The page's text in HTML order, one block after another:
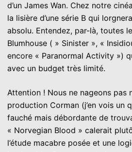
d’un James Wan. Chez notre
la lisière d’une série B qui
absolu. Entendez, par-là, toutes
Blumhouse ( » Sinister », «
encore « Paranormal Activity »)
avec un budget très limité.
Attention ! Nous ne nageons pas
production Corman (j’en vois un
fauché mais débordante de
« Norvegian Blood » calerait
l’étude macabre posée et une